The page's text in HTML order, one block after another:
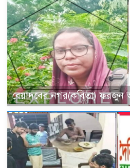
বেয়াদবের নগর(কবিতা) ফরজুন